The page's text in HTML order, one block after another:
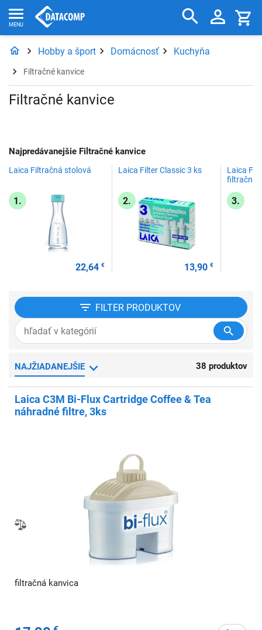
Hobby a šport Domácnosť Kuchyňa
Filtračné kanvice
Filtračné kanvice
Najpredávanejšie Filtračné kanvice
1.
Laica Filtračná stolová
22,64 €
2.
Laica Filter Classic 3 ks
13,90€
3.
Laica
filtračná
FILTER PRODUKTOV
NAJŽIADANEJŠIE 38 produktov
Laica C3M Bi-Flux Cartridge Coffee & Tea
náhradné filtre, 3ks
filtračná kanvica